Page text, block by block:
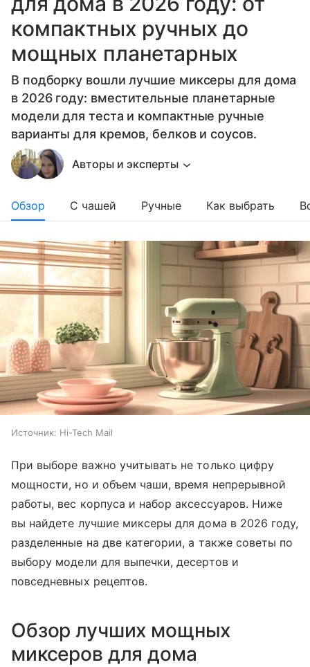
компактных ручных до
мощных планетарных
В подборку вошли лучшие миксеры для дома
в 2026 году: вместительные планетарные
модели для теста и компактные ручные
варианты для кремов, белков и соусов.
Авторы и эксперты
Обзор С чашей Ручные Как выбрать
Источник: Hi-Tech Mail
При выборе важно учитывать не только цифру
мощности, но и объем чаши, время непрерывной
работы, вес корпуса и набор аксессуаров. Ниже
вы найдете лучшие миксеры для дома в 2026 году,
разделенные на две категории, а также советы по
выбору модели для выпечки, десертов и
повседневных рецептов.
Обзор лучших мощных
миксеров для дома